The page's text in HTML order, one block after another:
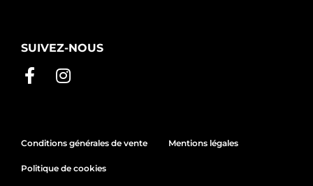
SUIVEZ-NOUS
Conditions générales de vente Mentions légales
Politique de cookies